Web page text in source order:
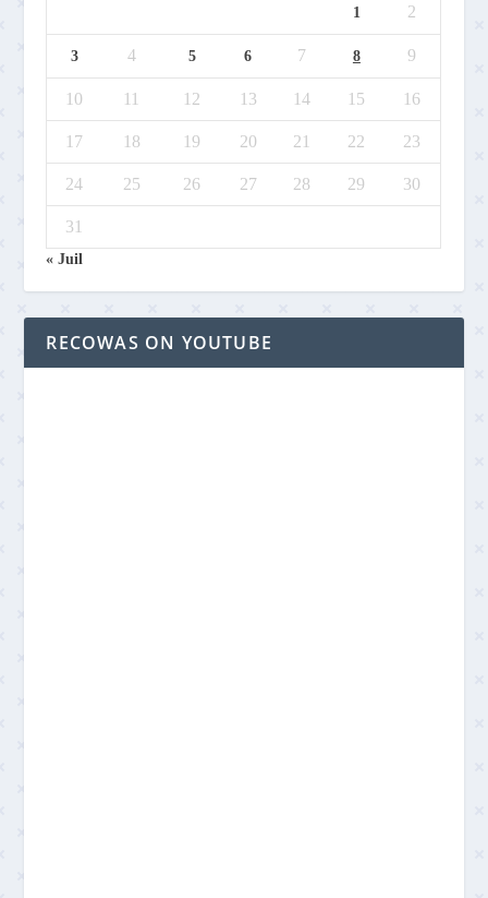
1 2
3 4 5 6 7 8 9
10 11 12 13 14 15 16
17 18 19 20 21 22 23
24 25 26 27 28 29 30
31
« Juil
RECOWAS ON YOUTUBE